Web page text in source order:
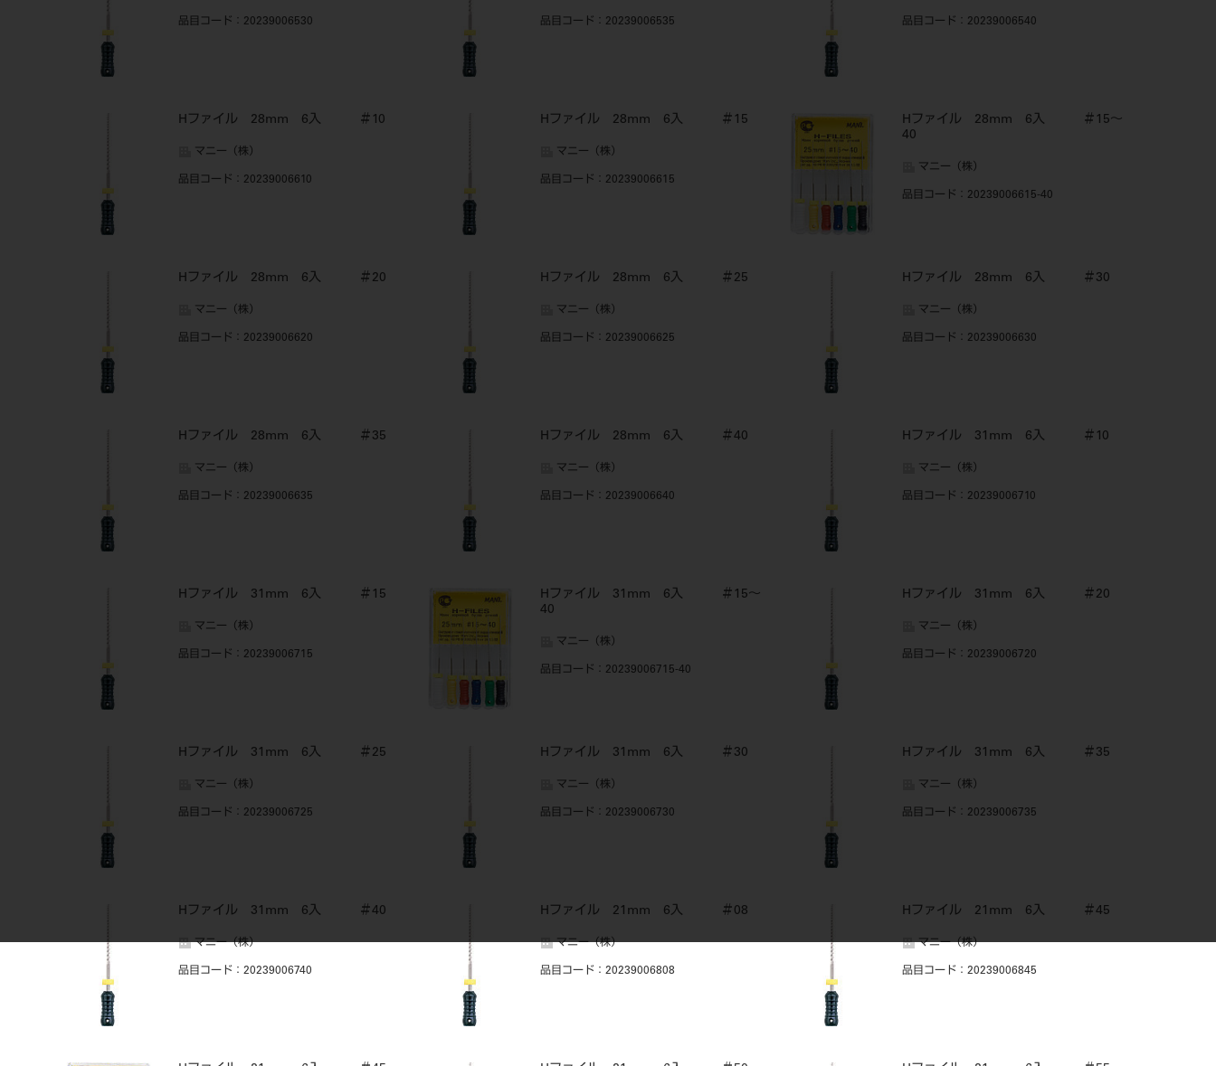
品目コード ：20239006530 品目コード ：20239006535 品目コード ：20239006540
Hファイル 28mm 6入 ＃10
マニー（株）
品目コード ：20239006610
Hファイル 28mm 6入 ＃15
マニー（株）
品目コード ：20239006615
Hファイル 28mm 6入 ＃15～
40
マニー（株）
品目コード ：20239006615-40
Hファイル 28mm 6入 ＃20
マニー（株）
品目コード ：20239006620
Hファイル 28mm 6入 ＃25
マニー（株）
品目コード ：20239006625
Hファイル 28mm 6入 ＃30
マニー（株）
品目コード ：20239006630
Hファイル 28mm 6入 ＃35
マニー（株）
品目コード ：20239006635
Hファイル 28mm 6入 ＃40
マニー（株）
品目コード ：20239006640
Hファイル 31mm 6入 ＃10
マニー（株）
品目コード ：20239006710
Hファイル 31mm 6入 ＃15
マニー（株）
品目コード ：20239006715
Hファイル 31mm 6入 ＃15～
40
マニー（株）
品目コード ：20239006715-40
Hファイル 31mm 6入 ＃20
マニー（株）
品目コード ：20239006720
Hファイル 31mm 6入 ＃25
マニー（株）
品目コード ：20239006725
Hファイル 31mm 6入 ＃30
マニー（株）
品目コード ：20239006730
Hファイル 31mm 6入 ＃35
マニー（株）
品目コード ：20239006735
Hファイル 31mm 6入 ＃40
マニー（株）
品目コード ：20239006740
Hファイル 21mm 6入 ＃08
マニー（株）
品目コード ：20239006808
Hファイル 21mm 6入 ＃45
マニー（株）
品目コード ：20239006845